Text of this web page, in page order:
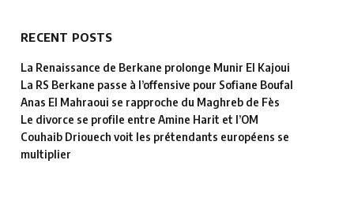
RECENT POSTS
La Renaissance de Berkane prolonge Munir El Kajoui
La RS Berkane passe à l’offensive pour Sofiane Boufal
Anas El Mahraoui se rapproche du Maghreb de Fès
Le divorce se profile entre Amine Harit et l’OM
Couhaib Driouech voit les prétendants européens se
multiplier